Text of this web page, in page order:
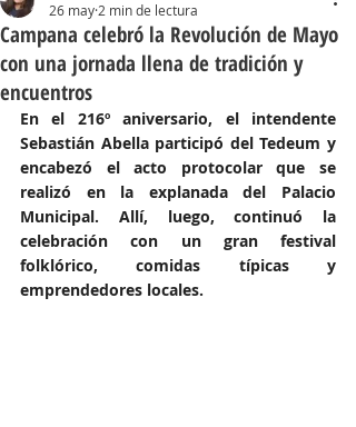
Campana celebró la Revolución de Mayo
con una jornada llena de tradición y
encuentros
26 may 2 min de lectura
En el 216º aniversario, el intendente
Sebastián Abella participó del Tedeum y
encabezó el acto protocolar que se
realizó en la explanada del Palacio
Municipal. Allí, luego, continuó la
celebración con un gran festival
folklórico, comidas típicas y
emprendedores locales.